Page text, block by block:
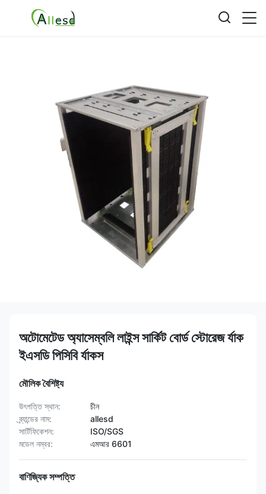
অটোমেটেড অ্যাসেম্বলি লাইন্স সার্কিট বোর্ড স্টোরেজ র্যাক
ইএসডি পিসিবি র্যাকস
মৌলিক বৈশিষ্ট্য
উৎপত্তি স্থান:
চীন
ব্র্যান্ডের নাম:
allesd
সার্টিফিকেশন:
ISO/SGS
মডেল নম্বর:
এমআর 6601
বাণিজ্যিক সম্পত্তি